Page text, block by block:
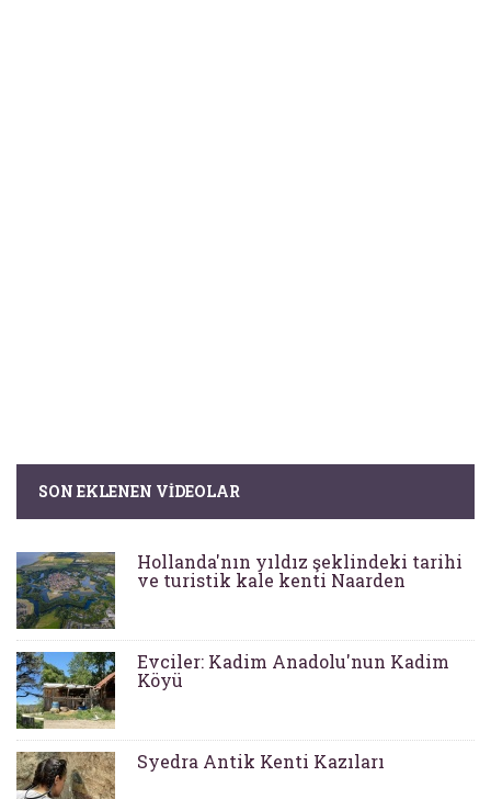
SON EKLENEN VIDEOLAR
Hollanda'nın yıldız şeklindeki tarihi
ve turistik kale kenti Naarden
Evciler: Kadim Anadolu'nun Kadim
Köyü
Syedra Antik Kenti Kazıları